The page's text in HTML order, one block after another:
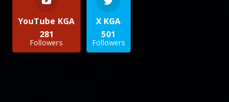
YouTube KGA
281
Followers
X KGA
501
Followers